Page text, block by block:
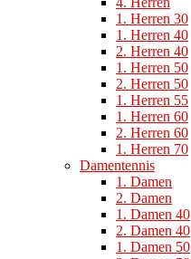
1. Herren 30
1. Herren 40
2. Herren 40
1. Herren 50
2. Herren 50
1. Herren 55
1. Herren 60
2. Herren 60
1. Herren 70
Damentennis
1. Damen
2. Damen
1. Damen 40
2. Damen 40
1. Damen 50